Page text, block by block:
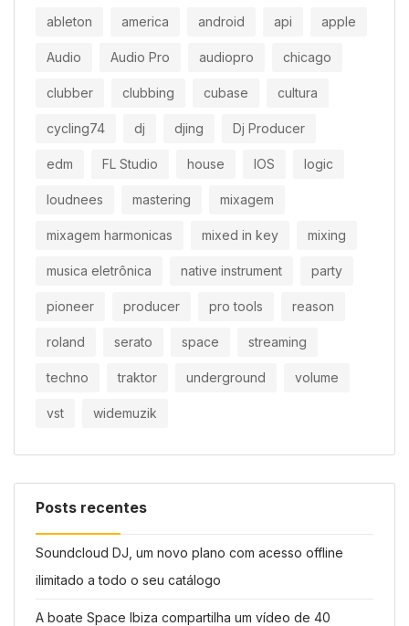
ableton america android api apple
Audio Audio Pro audiopro chicago
clubber clubbing cubase cultura
cycling74 dj djing Dj Producer
edm FL Studio house IOS logic
loudnees mastering mixagem
mixagem harmonicas mixed in key mixing
musica eletrônica native instrument party
pioneer producer pro tools reason
roland serato space streaming
techno traktor underground volume
vst widemuzik
Posts recentes
Soundcloud DJ, um novo plano com acesso offline
ilimitado a todo o seu catálogo
A boate Space Ibiza compartilha um vídeo de 40